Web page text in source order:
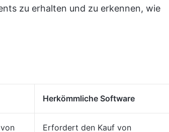
zu erhalten und zu erkennen, wie
Herkömmliche Software
Erfordert den Kauf von